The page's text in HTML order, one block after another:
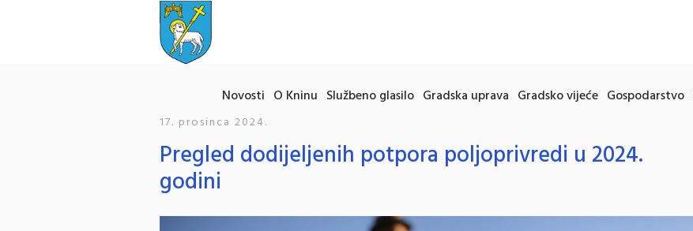
Novosti O Kninu Službeno glasilo Gradska uprava Gradsko vijeće Gospodarstvo
17. prosinca 2024.
Pregled dodijeljenih potpora poljoprivredi u 2024.
godini